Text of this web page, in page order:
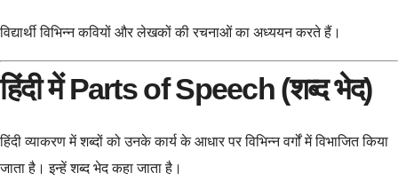
विद्यार्थी विभिन्न कवियों और लेखकों की रचनाओं का अध्ययन करते हैं।
हिंदी में Parts of Speech (शब्द भेद)
हिंदी व्याकरण में शब्दों को उनके कार्य के आधार पर विभिन्न वर्गों में विभाजित किया
जाता है। इन्हें शब्द भेद कहा जाता है।